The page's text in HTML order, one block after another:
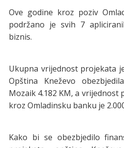
Ove godine kroz poziv
podržano je svih 7
biznis.
Ukupna vrijednost projekata
Opština Kneževo
Mozaik 4.182 KM, a
kroz Omladinsku banku je
Kako bi se obezbjedilo